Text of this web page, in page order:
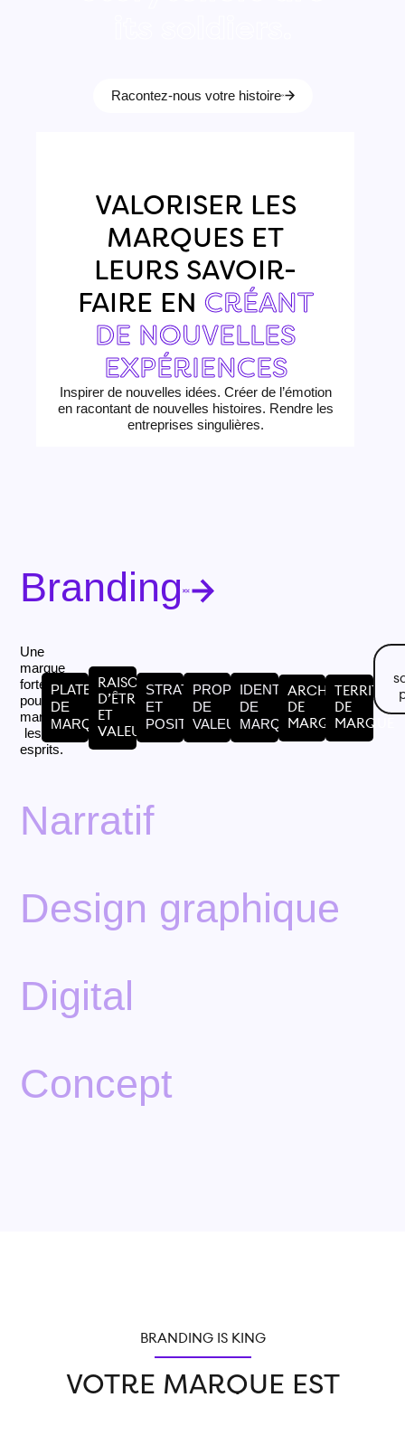
Racontez-nous votre histoire
VALORISER LES
MARQUES ET
LEURS SAVOIR-
FAIRE EN CRÉANT
DE NOUVELLES
EXPÉRIENCES
Inspirer de nouvelles idées. Créer de l’émotion
en racontant de nouvelles histoires. Rendre les
entreprises singulières.
Branding
Narratif
Design graphique
Digital
Concept
Une
marque
forte
pour
marquer
les
esprits.
PLATEFORME
DE
MARQUE
RAISON
D’ÊTRE
ET
VALEURS
STRATÉGIE
ET
POSITIONNEMENT
PROPOSITION
DE
VALEUR
IDENTITÉ
DE
MARQUE
ARCHITECTURE
DE
MARQUE
DE
MARQUE
BRANDING IS KING
VOTRE MARQUE EST